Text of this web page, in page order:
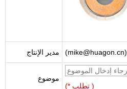
مدير الإنتاج (mike@huagon.cn)
موضوع
(* تطلب )